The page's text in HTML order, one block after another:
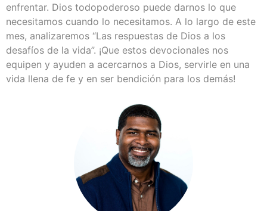
enfrentar. Dios todopoderoso puede darnos lo que
necesitamos cuando lo necesitamos. A lo largo de este
mes, analizaremos “Las respuestas de Dios a los
desafíos de la vida”. ¡Que estos devocionales nos
equipen y ayuden a acercarnos a Dios, servirle en una
vida llena de fe y en ser bendición para los demás!